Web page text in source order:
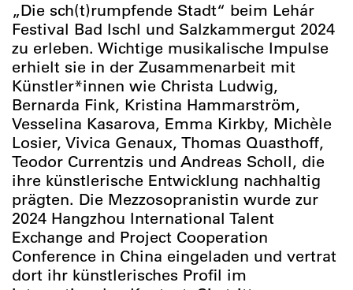
„Die sch(t)rumpfende Stadt“ beim Lehár
Festival Bad Ischl und Salzkammergut 2024
zu erleben. Wichtige musikalische Impulse
erhielt sie in der Zusammenarbeit mit
Künstler*innen wie Christa Ludwig,
Bernarda Fink, Kristina Hammarström,
Vesselina Kasarova, Emma Kirkby, Michèle
Losier, Vivica Genaux, Thomas Quasthoff,
Teodor Currentzis und Andreas Scholl, die
ihre künstlerische Entwicklung nachhaltig
prägten. Die Mezzosopranistin wurde zur
2024 Hangzhou International Talent
Exchange and Project Cooperation
Conference in China eingeladen und vertrat
dort ihr künstlerisches Profil im